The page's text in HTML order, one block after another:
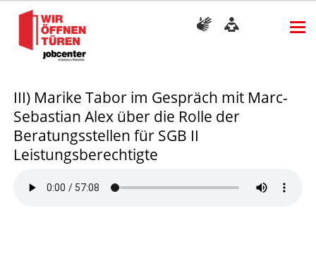
III) Marike Tabor im Gespräch mit Marc-
Sebastian Alex über die Rolle der
Beratungsstellen für SGB II
Leistungsberechtigte